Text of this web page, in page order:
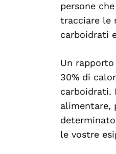
persone
tracciare le
carboidrati
Un
30% di
carboidrati.
alimentare,
le vostre